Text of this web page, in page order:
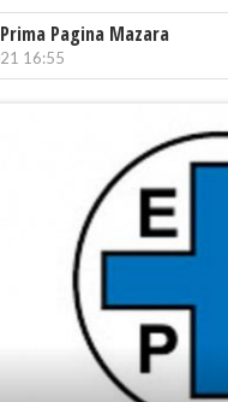
Pagina Mazara
16:55